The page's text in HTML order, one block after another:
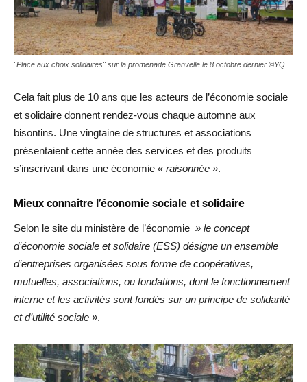
"Place aux choix solidaires" sur la promenade Granvelle le 8 octobre dernier ©YQ
Cela fait plus de 10 ans que les acteurs de l’économie sociale
et solidaire donnent rendez-vous chaque automne aux
bisontins. Une vingtaine de structures et associations
présentaient cette année des services et des produits
s’inscrivant dans une économie « raisonnée ».
Mieux connaître l’économie sociale et solidaire
Selon le site du ministère de l’économie » le concept
d’économie sociale et solidaire (ESS) désigne un ensemble
d’entreprises organisées sous forme de coopératives,
mutuelles, associations, ou fondations, dont le fonctionnement
interne et les activités sont fondés sur un principe de solidarité
et d’utilité sociale ».